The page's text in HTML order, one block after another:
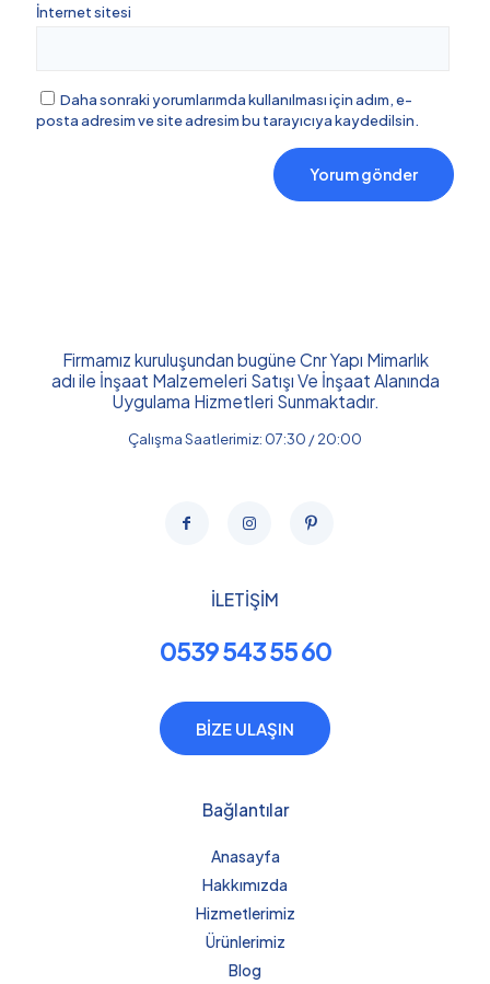
İnternet sitesi
Daha sonraki yorumlarımda kullanılması için adım, e-
posta adresim ve site adresim bu tarayıcıya kaydedilsin.
Firmamız kuruluşundan bugüne Cnr Yapı Mimarlık
adı ile İnşaat Malzemeleri Satışı Ve İnşaat Alanında
Uygulama Hizmetleri Sunmaktadır.
Çalışma Saatlerimiz: 07:30 / 20:00
İLETİŞİM
0539 543 55 60
BİZE ULAŞIN
Bağlantılar
Anasayfa
Hakkımızda
Hizmetlerimiz
Ürünlerimiz
Blog